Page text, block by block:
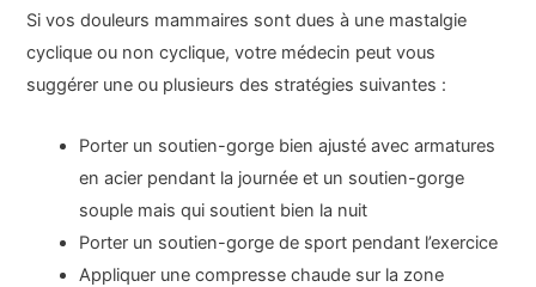
Si vos douleurs mammaires sont dues à une mastalgie
cyclique ou non cyclique, votre médecin peut vous
suggérer une ou plusieurs des stratégies suivantes :
Porter un soutien-gorge bien ajusté avec armatures
en acier pendant la journée et un soutien-gorge
souple mais qui soutient bien la nuit
Porter un soutien-gorge de sport pendant l’exercice
Appliquer une compresse chaude sur la zone